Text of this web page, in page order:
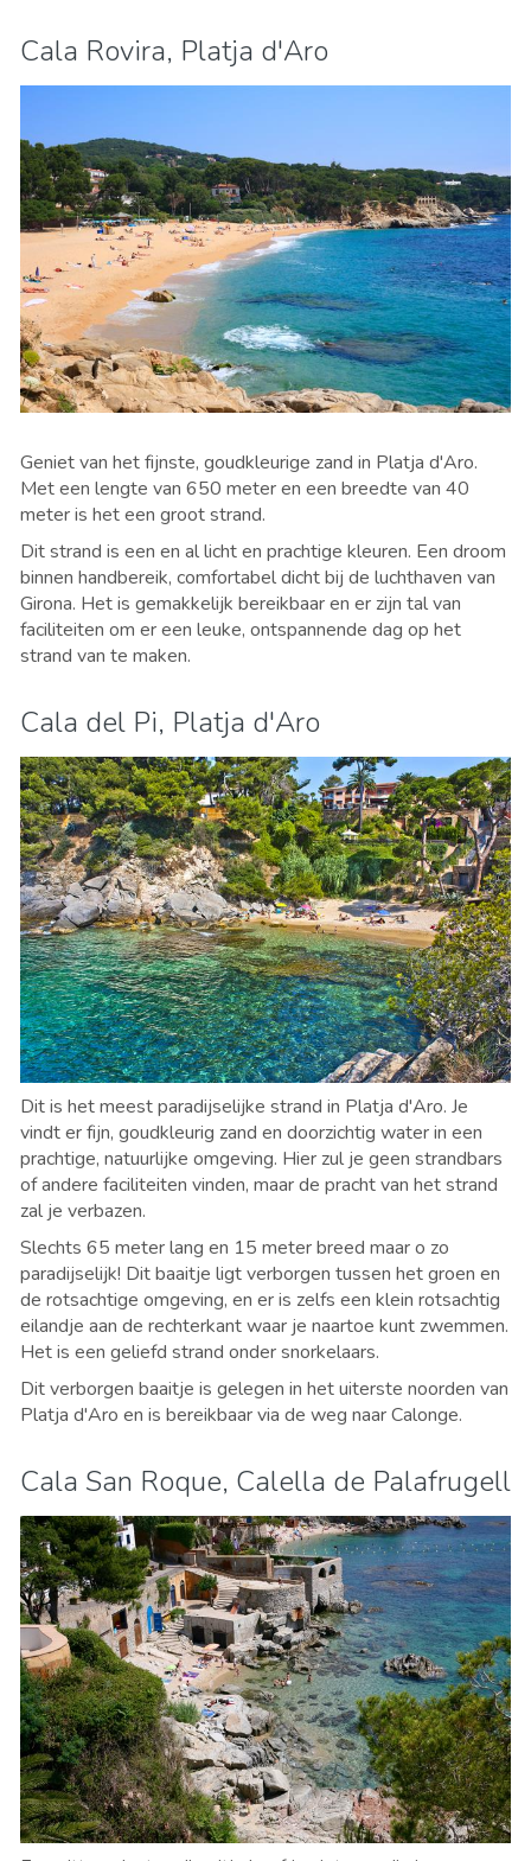
Cala Rovira, Platja d'Aro
Geniet van het fijnste, goudkleurige zand in Platja d'Aro.
Met een lengte van 650 meter en een breedte van 40
meter is het een groot strand.
Dit strand is een en al licht en prachtige kleuren. Een droom
binnen handbereik, comfortabel dicht bij de luchthaven van
Girona. Het is gemakkelijk bereikbaar en er zijn tal van
faciliteiten om er een leuke, ontspannende dag op het
strand van te maken.
Cala del Pi, Platja d'Aro
Dit is het meest paradijselijke strand in Platja d'Aro. Je
vindt er fijn, goudkleurig zand en doorzichtig water in een
prachtige, natuurlijke omgeving. Hier zul je geen strandbars
of andere faciliteiten vinden, maar de pracht van het strand
zal je verbazen.
Slechts 65 meter lang en 15 meter breed maar o zo
paradijselijk! Dit baaitje ligt verborgen tussen het groen en
de rotsachtige omgeving, en er is zelfs een klein rotsachtig
eilandje aan de rechterkant waar je naartoe kunt zwemmen.
Het is een geliefd strand onder snorkelaars.
Dit verborgen baaitje is gelegen in het uiterste noorden van
Platja d'Aro en is bereikbaar via de weg naar Calonge.
Cala San Roque, Calella de Palafrugell